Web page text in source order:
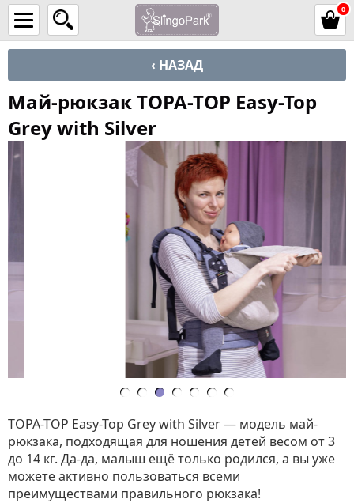
0
‹ НАЗАД
Май-рюкзак TOPA-TOP Easy-Top
Grey with Silver
TOPA-TOP Easy-Top Grey with Silver — модель май-
рюкзака, подходящая для ношения детей весом от 3
до 14 кг. Да-да, малыш ещё только родился, а вы уже
можете активно пользоваться всеми
преимуществами правильного рюкзака!